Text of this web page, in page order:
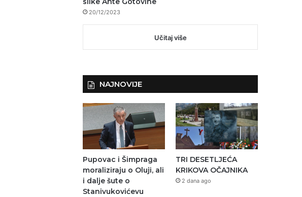
20/12/2023
Učitaj više
NAJNOVIJE
Pupovac i Šimpraga
moraliziraju o Oluji, ali
i dalje šute o
Stanivukovićevu
TRI DESETLJEĆA
KRIKOVA OČAJNIKA
2 dana ago